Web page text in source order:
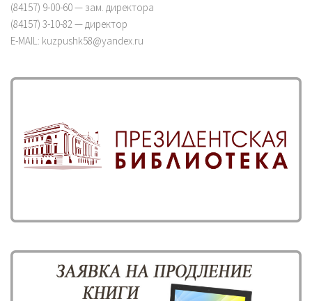
(84157) 9-00-60 — зам. директора
(84157) 3-10-82 — директор
E-MAIL: kuzpushk58@yandex.ru